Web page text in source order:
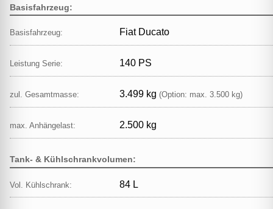
Basisfahrzeug:
Basisfahrzeug: Fiat Ducato
Leistung Serie: 140 PS
zul. Gesamtmasse: 3.499 kg (Option: max. 3.500 kg)
max. Anhängelast: 2.500 kg
Tank- & Kühlschrankvolumen:
Vol. Kühlschrank: 84 L